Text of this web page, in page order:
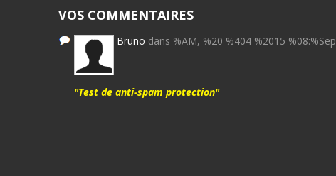
VOS COMMENTAIRES
Bruno dans %AM, %20 %404 %2015 %08:%Sep
"Test de anti-spam protection"